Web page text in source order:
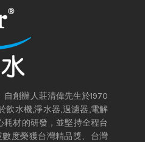
創辦人莊清偉先生於1970
飲水機,淨水器,過濾器,電解
耗材的研發，並堅持全程台
度榮獲台灣精品獎、台灣